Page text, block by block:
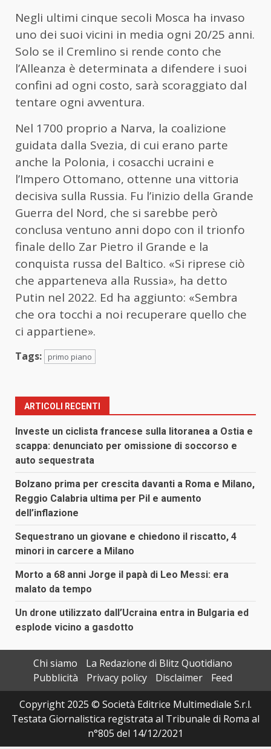
Negli ultimi cinque secoli Mosca ha invaso
uno dei suoi vicini in media ogni 20/25 anni.
Solo se il Cremlino si rende conto che
l’Alleanza è determinata a difendere i suoi
confini ad ogni costo, sarà scoraggiato dal
tentare ogni avventura.
Nel 1700 proprio a Narva, la coalizione
guidata dalla Svezia, di cui erano parte
anche la Polonia, i cosacchi ucraini e
l’Impero Ottomano, ottenne una vittoria
decisiva sulla Russia. Fu l’inizio della Grande
Guerra del Nord, che si sarebbe però
conclusa ventuno anni dopo con il trionfo
finale dello Zar Pietro il Grande e la
conquista russa del Baltico. «Si riprese ciò
che apparteneva alla Russia», ha detto
Putin nel 2022. Ed ha aggiunto: «Sembra
che ora tocchi a noi recuperare quello che
ci appartiene».
Tags: primo piano
ARTICOLI RECENTI
Investe un ciclista francese sulla litoranea a Ostia e
scappa: denunciato per omissione di soccorso e
auto sequestrata
Bolzano prima per crescita davanti a Roma e Milano,
Reggio Calabria ultima per Pil e aumento
dell’inflazione
Sequestrano un giovane e chiedono il riscatto, 4
minori in carcere a Milano
Morto a 68 anni Jorge il papà di Leo Messi: era
malato da tempo
Un drone utilizzato dall’Ucraina entra in Bulgaria ed
esplode vicino a gasdotto
Chi siamo
La Redazione di Blitz Quotidiano
Pubblicità
Privacy policy Disclaimer
Feed
Copyright 2025 © Società Editrice Multimediale S.r.l.
Testata Giornalistica registrata al Tribunale di Roma al
n°805 del 14/12/2021